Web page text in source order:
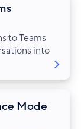
to Teams
into
Mode